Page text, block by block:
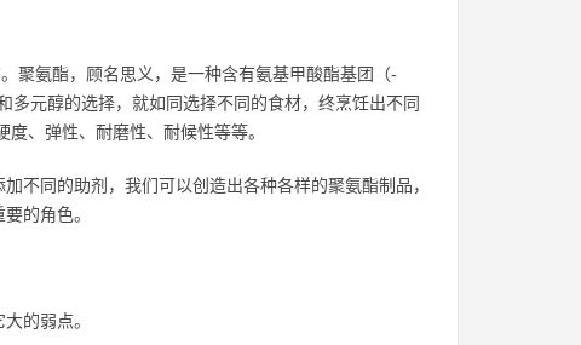
聚氨酯，顾名思义，是一种含有氨基甲酸酯基团（-
元醇的选择，就如同选择不同的食材，终烹饪出不同
、弹性、耐磨性、耐候性等等。
不同的助剂，我们可以创造出各种各样的聚氨酯制品，
的角色。
的弱点。